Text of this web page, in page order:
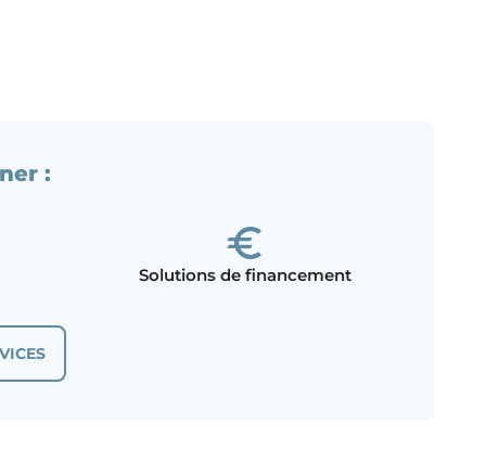
:
Solutions de financement